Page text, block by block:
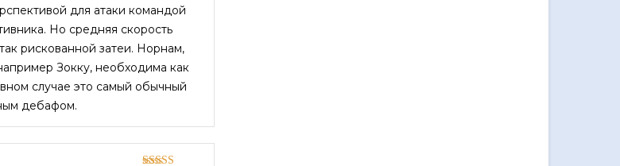
для атаки командой
Но средняя скорость
рискованной затеи. Норнам,
Зокку, необходима как
случае это самый обычный
дебафом.